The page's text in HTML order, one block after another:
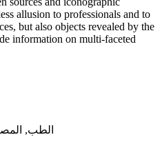
allusion to professionals and to
but also objects revealed by the
information on multi-faceted
الطب,